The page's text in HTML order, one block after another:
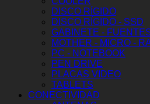
DISCO RÍGIDO
DISCO RÍGIDO - SSD
GABINETE -
MOTHER - MICRO -
PC - NOTEBOOK
PEN DRIVE
PLACAS VIDEO
TABLETS
CONECTIVIDAD